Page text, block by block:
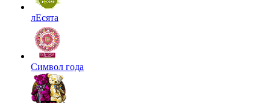
лЕсята
Символ года